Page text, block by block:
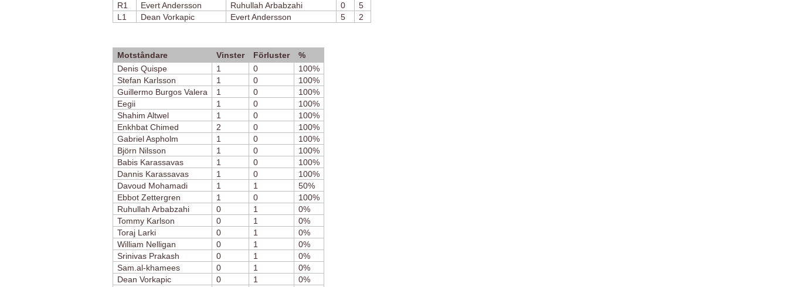
R1
Evert Andersson Ruhullah Arbabzahi 0
5
L1
Dean Vorkapic Evert Andersson 5 2
Motståndare Vinster Förluster
%
Denis Quispe
1 0
100%
Stefan Karlsson
1 0
100%
Guillermo Burgos Valera
1 0
100%
Eegii
1 0
100%
Shahim Altwel
1 0
100%
Enkhbat Chimed
2 0
100%
Gabriel Aspholm
1 0
100%
Björn Nilsson
1 0
100%
Babis Karassavas
1 0
100%
Dannis Karassavas
1 0
100%
Davoud Mohamadi
1 1
50%
Ebbot Zettergren
1 0
100%
Ruhullah Arbabzahi
0 1
0%
Tommy Karlson
0 1
0%
Toraj Larki
0 1
0%
William Nelligan
0 1
0%
Srinivas Prakash
0 1
0%
Sam.al-khamees
0 1
0%
Dean Vorkapic
0 1
0%